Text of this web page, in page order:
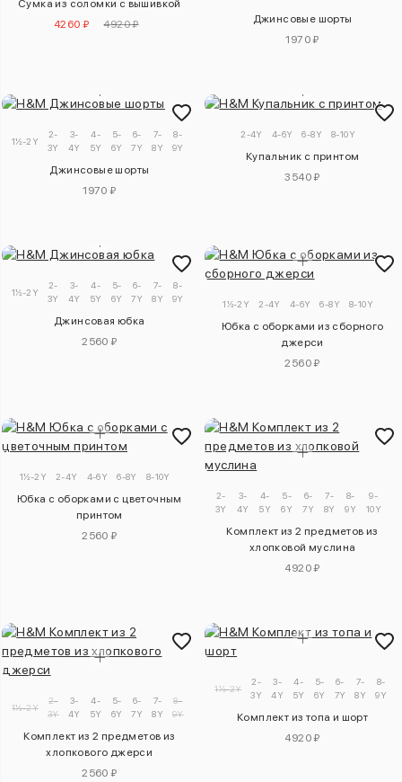
Сумка из соломки с вышивкой
4260 ₽
4920 ₽
Джинсовые шорты
1970 ₽
1½-2Y
2-
3Y
3-
4Y
4-
5Y
5-
6Y
6-
7Y
7-
8Y
8-
9Y
Джинсовые шорты
1970 ₽
2-4Y 4-6Y 6-8Y 8-10Y
Купальник с принтом
3540 ₽
1½-2Y
2-
3Y
3-
4Y
4-
5Y
5-
6Y
6-
7Y
7-
8Y
8-
9Y
Джинсовая юбка
2560 ₽
1½-2Y 2-4Y 4-6Y 6-8Y 8-10Y
Юбка с оборками из сборного
джерси
2560 ₽
1½-2Y 2-4Y 4-6Y 6-8Y 8-10Y
Юбка с оборками с цветочным
принтом
2560 ₽
2-
3Y
3-
4Y
4-
5Y
5-
6Y
6-
7Y
7-
8Y
8-
9Y
9-
10Y
Комплект из 2 предметов из
хлопковой муслина
4920 ₽
1½-2Y
2-
3Y
3-
4Y
4-
5Y
5-
6Y
6-
7Y
7-
8Y
8-
9Y
Комплект из 2 предметов из
хлопкового джерси
2560 ₽
1½-2Y
2-
3Y
3-
4Y
4-
5Y
5-
6Y
6-
7Y
7-
8Y
8-
9Y
Комплект из топа и шорт
4920 ₽